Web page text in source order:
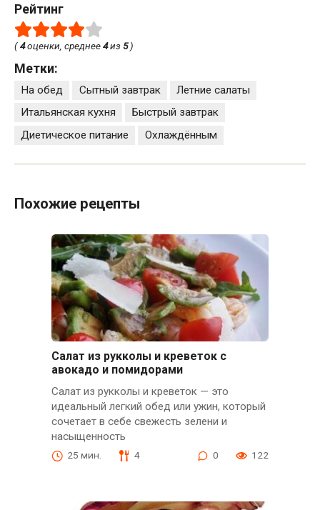
Рейтинг
(4оценки, среднее4из 5)
Метки:
На обед Сытный завтрак
Летние салаты
Итальянская кухня
Быстрый завтрак
Диетическое питание
Охлаждённым
Похожие рецепты
Салат из рукколы и креветок с
авокадо и помидорами
Салат из рукколы и креветок — это
идеальный легкий обед или ужин, который
сочетает в себе свежесть зелени и
насыщенность
25 мин. 4 0 122